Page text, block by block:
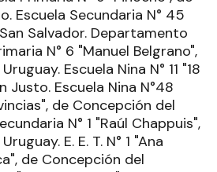
Escuela Secundaria N° 45
Salvador. Departamento
N° 6 "Manuel Belgrano",
Escuela Nina N° 11 "18
Justo. Escuela Nina N°48
de Concepción del
N° 1 "Raúl Chappuis",
E. E. T. N° 1 "Ana
de Concepción del